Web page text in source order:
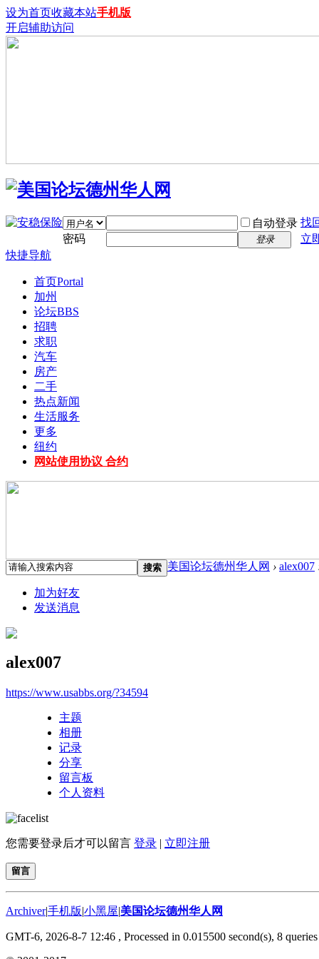
设为首页收藏本站手机版
开启辅助访问
自动登录 找
密码
登录
立
快捷导航
首页Portal
加州
论坛BBS
招聘
求职
汽车
房产
二手
热点新闻
生活服务
更多
纽约
网站使用协议 合约
搜索 美国论坛德州华人网 › alex007
加为好友
发送消息
alex007
https://www.usabbs.org/?34594
主题
相册
记录
分享
留言板
个人资料
您需要登录后才可以留言 登录 | 立即注册
留言
Archiver|手机版|小黑屋|美国论坛德州华人网
GMT-6, 2026-8-7 12:46 , Processed in 0.015500 second(s), 8